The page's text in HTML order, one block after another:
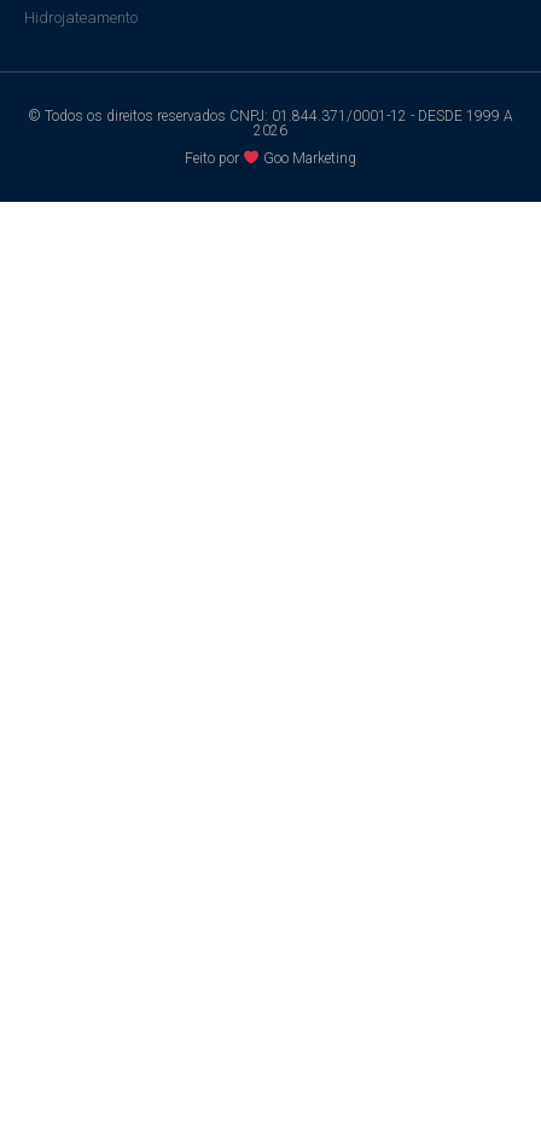
Hidrojateamento
© Todos os direitos reservados CNPJ: 01.844.371/0001-12 - DESDE 1999 A
2026
Feito por
Goo Marketing